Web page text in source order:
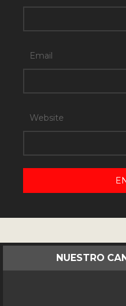
Email
Website
NUESTRO